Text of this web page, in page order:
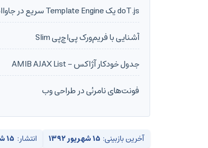
doT.js یک Template Engine سریع در جاوااسکریپت
آشنایی با فریم‌ورک پی‌اچ‌پی Slim
جدول خودکار آژاکس - AMIB AJAX List
فونت‌های نامرئی در طراحی وب
آخرین بازبینی: ۱۵ شهریور ۱۳۹۲ انتشار: ۱۵ شهریور ۱۳۹۲